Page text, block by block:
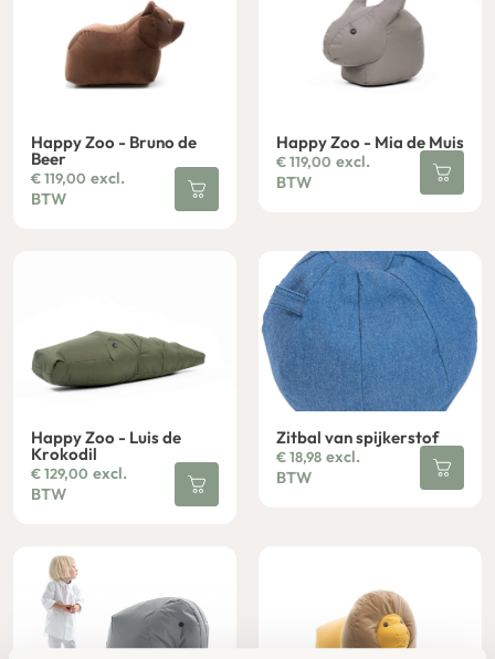
Happy Zoo - Bruno de
Beer
€119,00 excl.
BTW
Happy Zoo - Mia de Muis
€119,00 excl.
BTW
Happy Zoo - Luis de
Krokodil
€129,00 excl.
BTW
Zitbal van spijkerstof
€18,98 excl.
BTW